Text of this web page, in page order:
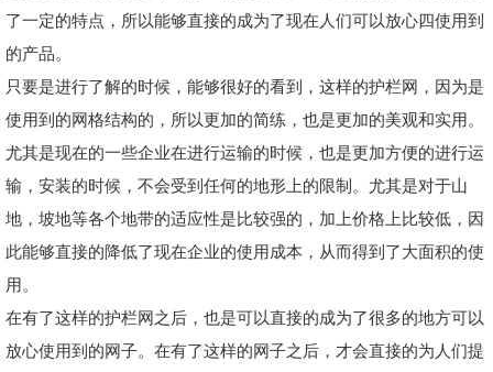
了一定的特点，所以能够直接的成为了现在人们可以放心四使用到
的产品。
只要是进行了解的时候，能够很好的看到，这样的护栏网，因为是
使用到的网格结构的，所以更加的简练，也是更加的美观和实用。
尤其是现在的一些企业在进行运输的时候，也是更加方便的进行运
输，安装的时候，不会受到任何的地形上的限制。尤其是对于山
地，坡地等各个地带的适应性是比较强的，加上价格上比较低，因
此能够直接的降低了现在企业的使用成本，从而得到了大面积的使
用。
在有了这样的护栏网之后，也是可以直接的成为了很多的地方可以
放心使用到的网子。在有了这样的网子之后，才会直接的为人们提